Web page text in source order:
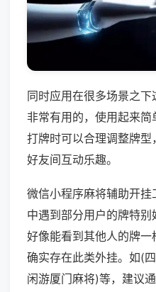
同时应用在很多场景之
非常有用的，使用起来
打牌时可以合理调整牌
好友间互动乐趣。
微信小程序麻将辅助开
中遇到部分用户的牌特
好像能看到其他人的牌一
确实存在此类外挂。如(
闲游厦门麻将)等，建议